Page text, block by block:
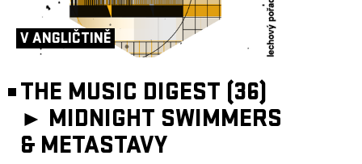
V ANGLIČTINĚ
THE MUSIC DIGEST (36)
► MIDNIGHT SWIMMERS
& METASTAVY